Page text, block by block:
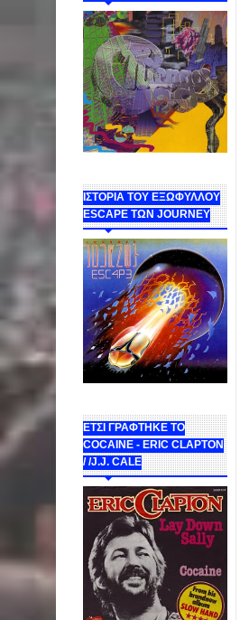
ΙΣΤΟΡΙΑ ΤΟΥ ΕΞΩΦΥΛΛΟΥ
ESCAPE ΤΩΝ JOURNEY
ΕΤΣΙ ΓΡΑΦΤΗΚΕ ΤΟ
COCAINE - ERIC CLAPTON
/ /J.J. CALE